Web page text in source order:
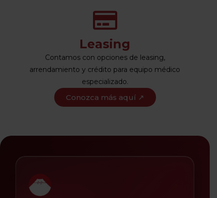
Leasing
Contamos con opciones de leasing,
arrendamiento y crédito para equipo médico
especializado.
Conozca más aquí ↗